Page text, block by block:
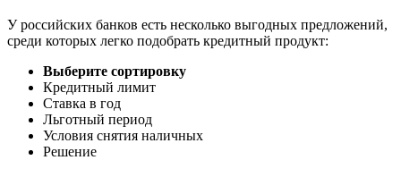
У российских банков есть несколько выгодных предложений,
среди которых легко подобрать кредитный продукт:
Выберите сортировку
Кредитный лимит
Ставка в год
Льготный период
Условия снятия наличных
Решение